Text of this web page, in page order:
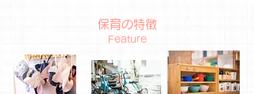
保育の特徴
Feature